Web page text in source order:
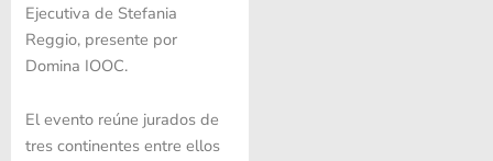
Ejecutiva de Stefania
Reggio, presente por
Domina IOOC.
El evento reúne jurados de
tres continentes entre ellos